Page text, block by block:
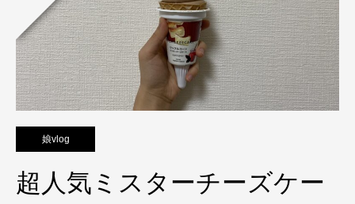
娘vlog
超人気ミスターチーズケー